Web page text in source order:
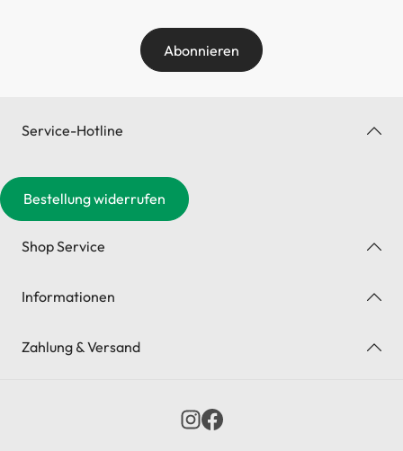
Abonnieren
Service-Hotline
Bestellung widerrufen
Shop Service
Informationen
Zahlung & Versand